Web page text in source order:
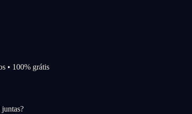
• 100% grátis